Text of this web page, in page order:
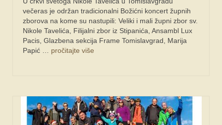
večeras je održan tradicionalni Božićni koncert župnih
zborova na kome su nastupili: Veliki i mali župni zbor sv.
Nikole Tavelića, Filijalni zbor iz Stipanića, Ansambl Lux
Pacis, Glazbena sekcija Frame Tomislavgrad, Marija
Papić … pročitajte više